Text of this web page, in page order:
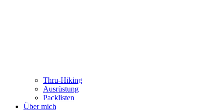
Thru-Hiking
Ausrüstung
Packlisten
Über mich